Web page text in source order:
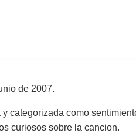
de 2007.
categorizada como
curiosos sobre la cancion.